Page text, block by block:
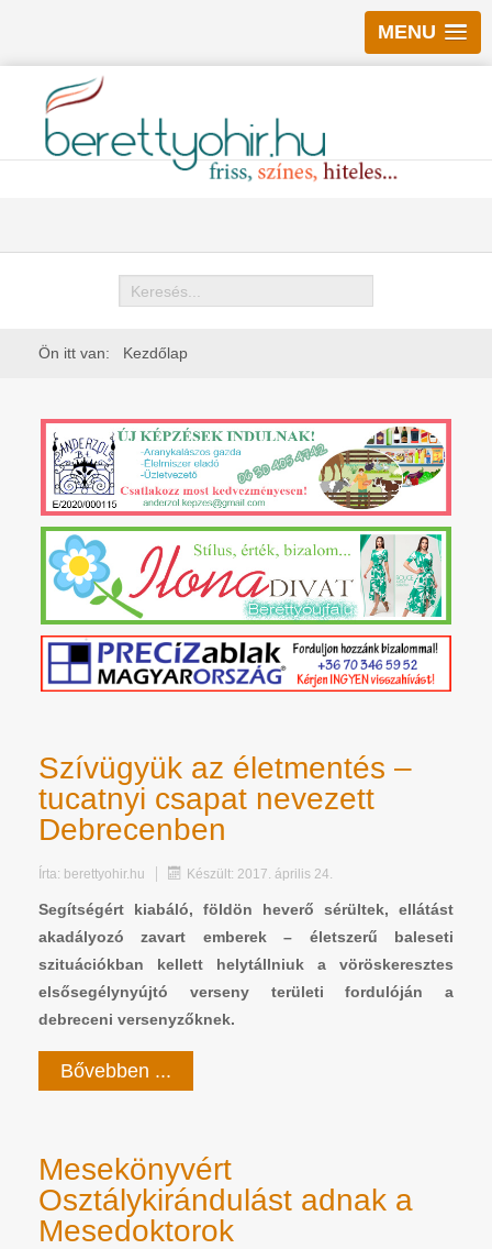
MENU
Keresés
Ön itt van: Kezdőlap
Szívügyük az életmentés –
tucatnyi csapat nevezett
Debrecenben
Írta: berettyohir.hu Készült: 2017. április 24.
Segítségért kiabáló, földön heverő sérültek, ellátást
akadályozó zavart emberek – életszerű baleseti
szituációkban kellett helytállniuk a vöröskeresztes
elsősegélynyújtó verseny területi fordulóján a
debreceni versenyzőknek.
Bővebben ...
Mesekönyvért
Osztálykirándulást adnak a
Mesedoktorok